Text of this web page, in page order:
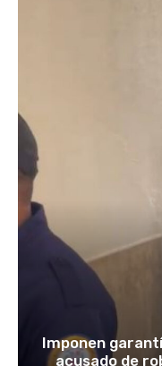
Imponen
acusado de